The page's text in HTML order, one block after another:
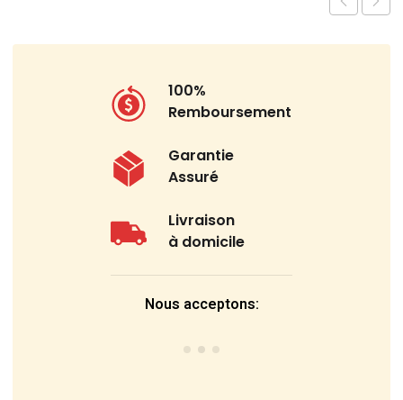
100%
Remboursement
Garantie
Assuré
Livraison
à domicile
Nous acceptons: